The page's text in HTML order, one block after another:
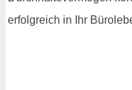
erfolgreich in Ihr